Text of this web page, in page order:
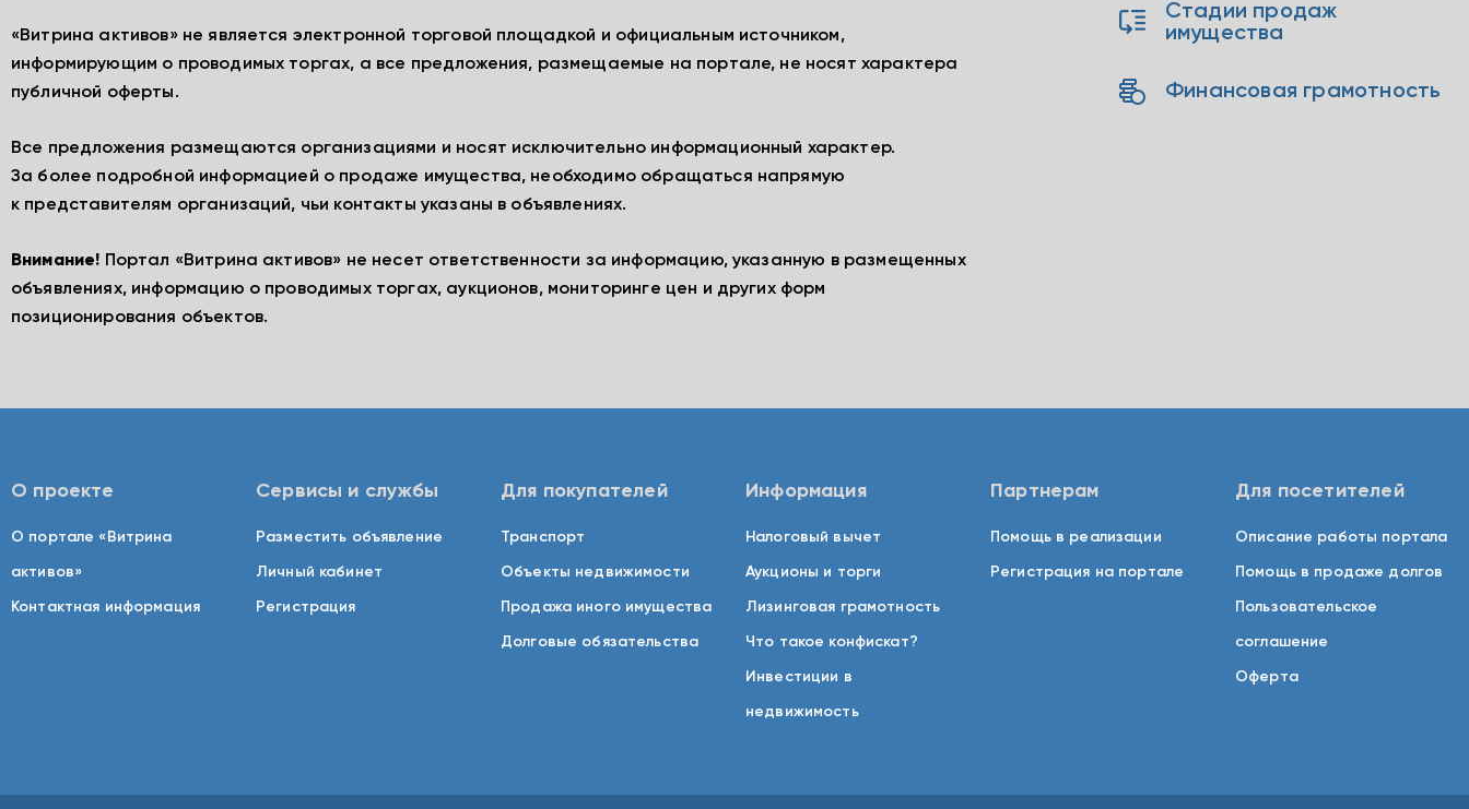
«Витрина активов» не является электронной торговой площадкой и официальным источником,
информирующим о проводимых торгах, а все предложения, размещаемые на портале, не носят характера
публичной оферты.
Все предложения размещаются организациями и носят исключительно информационный характер.
За более подробной информацией о продаже имущества, необходимо обращаться напрямую
к представителям организаций, чьи контакты указаны в объявлениях.
Внимание! Портал «Витрина активов» не несет ответственности за информацию, указанную в размещенных
объявлениях, информацию о проводимых торгах, аукционов, мониторинге цен и других форм
позиционирования объектов.
Стадии продаж
имущества
Финансовая грамотность
О проекте
О портале «Витрина
активов»
Контактная информация
Сервисы и службы
Разместить объявление
Личный кабинет
Регистрация
Для покупателей
Транспорт
Объекты недвижимости
Продажа иного имущества
Долговые обязательства
Информация
Налоговый вычет
Аукционы и торги
Лизинговая грамотность
Что такое конфискат?
Инвестиции в
недвижимость
Партнерам
Помощь в реализации
Регистрация на портале
Для посетителей
Описание работы портала
Помощь в продаже долгов
Пользовательское
соглашение
Оферта